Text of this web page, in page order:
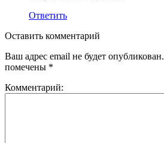
Ответить
Оставить комментарий
Ваш адрес email не будет опубликован.
помечены *
Комментарий: